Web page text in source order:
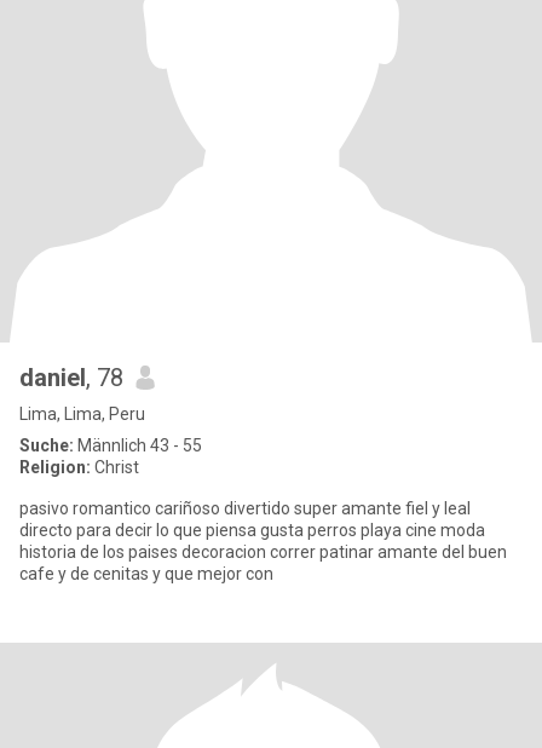
daniel, 78
Lima, Lima, Peru
Suche: Männlich 43 - 55
Religion: Christ
pasivo romantico cariñoso divertido super amante fiel y leal
directo para decir lo que piensa gusta perros playa cine moda
historia de los paises decoracion correr patinar amante del buen
cafe y de cenitas y que mejor con